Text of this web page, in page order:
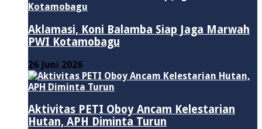
Aklamasi, Koni Balamba Siap Jaga Marwah
PWI Kotamobagu
26 Juni 2026
Aktivitas PETI Oboy Ancam Kelestarian
Hutan, APH Diminta Turun